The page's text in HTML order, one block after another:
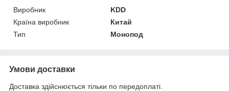
Виробник
KDD
Країна виробник
Китай
Тип
Монопод
Умови доставки
Доставка здійснюється тільки по передоплаті.